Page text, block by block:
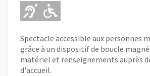
Adapté pour
Adapté pour
Spectacle accessible aux personnes
grâce à un dispositif de boucle
matériel et renseignements auprès
d'accueil.